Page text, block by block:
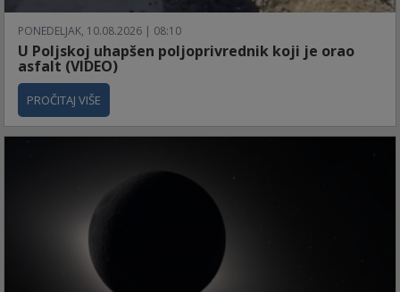
PONEDELJAK, 10.08.2026 | 08:10
U Poljskoj uhapšen poljoprivrednik koji je orao
asfalt (VIDEO)
PROČITAJ VIŠE